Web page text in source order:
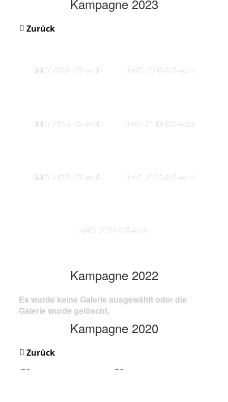
Kampagne 2023
Zurück
IMG 7098-KS-web IMG 7109-KS-web
IMG 7116-KS-web IMG 7119-KS-web
IMG 7123-KS-web IMG 7130-KS-web
IMG 7134-KS-web
Kampagne 2022
Es wurde keine Galerie ausgewählt oder die
Galerie wurde gelöscht.
Kampagne 2020
Zurück